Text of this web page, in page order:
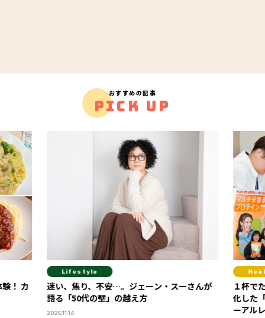
おすすめの記事
PICK UP
！ カ
Lifestyle
迷い、焦り、不安…。ジェーン・スーさんが
語る「50代の壁」の越え方
2025.11.14
１杯で
化した
ーアル